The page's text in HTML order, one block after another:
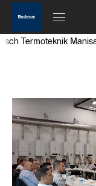
Termoteknik